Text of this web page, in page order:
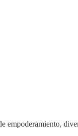
empoderamiento,